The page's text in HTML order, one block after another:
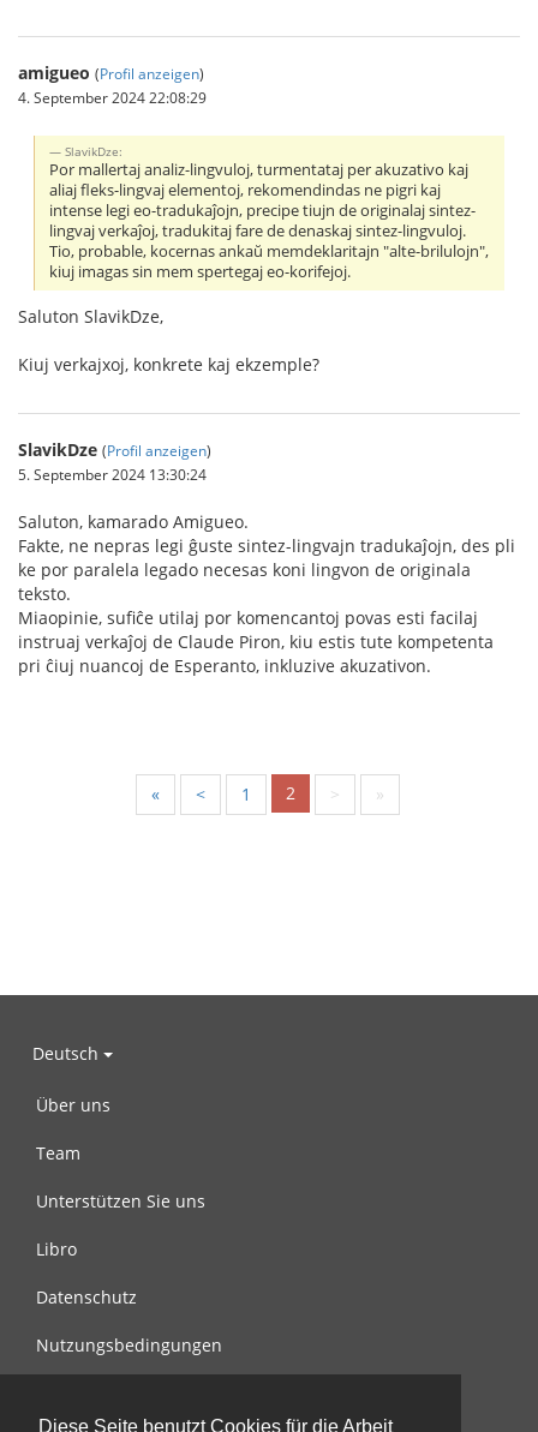
Diese Seite benutzt Cookies für die Arbeit
amigueo (Profil anzeigen)
4. September 2024 22:08:29
SlavikDze:
Por mallertaj analiz-lingvuloj, turmentataj per akuzativo kaj
aliaj fleks-lingvaj elementoj, rekomendindas ne pigri kaj
intense legi eo-tradukaĵojn, precipe tiujn de originalaj sintez-
lingvaj verkaĵoj, tradukitaj fare de denaskaj sintez-lingvuloj.
Tio, probable, kocernas ankaŭ memdeklaritajn "alte-brilulojn",
kiuj imagas sin mem spertegaj eo-korifejoj.
Saluton SlavikDze,
Kiuj verkajxoj, konkrete kaj ekzemple?
SlavikDze (Profil anzeigen)
5. September 2024 13:30:24
Saluton, kamarado Amigueo.
Fakte, ne nepras legi ĝuste sintez-lingvajn tradukaĵojn, des pli
ke por paralela legado necesas koni lingvon de originala
teksto.
Miaopinie, sufiĉe utilaj por komencantoj povas esti facilaj
instruaj verkaĵoj de Claude Piron, kiu estis tute kompetenta
pri ĉiuj nuancoj de Esperanto, inkluzive akuzativon.
« < 1 2 > »
Deutsch
Über uns
Team
Unterstützen Sie uns
Libro
Datenschutz
Nutzungsbedingungen